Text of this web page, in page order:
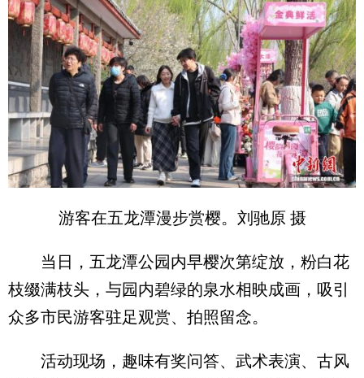
游客在五龙潭漫步赏樱。刘驰原 摄
当日，五龙潭公园内早樱次第绽放，粉白花
枝缀满枝头，与园内碧绿的泉水相映成画，吸引
众多市民游客驻足观赏、拍照留念。
活动现场，趣味有奖问答、武术表演、古风